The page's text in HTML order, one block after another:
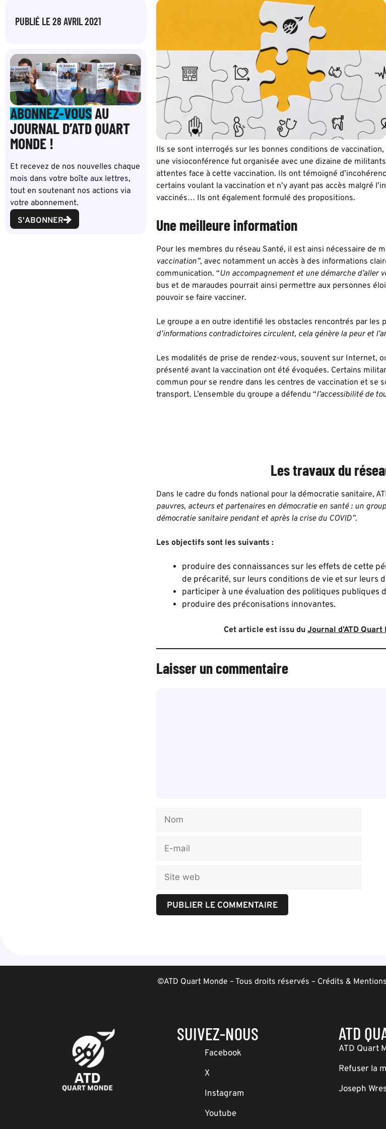
PUBLIÉ LE 28 AVRIL 2021
ABONNEZ-VOUSAU
JOURNAL D’ATD QUART
MONDE !
Et recevez de nos nouvelles chaque
mois dans votre boîte aux lettres,
tout en soutenant nos actions via
votre abonnement.
S'ABONNER
Ils se sont interrogés sur les bonnes conditions de
une visioconférence fut organisée avec une dizaine de
attentes face à cette vaccination. Ils ont témoigné
certains voulant la vaccination et n’y ayant pas accès malgré
vaccinés… Ils ont également formulé des propositions.
Une meilleure information
Pour les membres du réseau Santé, il est ainsi nécessaire de
vaccination”, avec notamment un accès à des informations
communication. “Un accompagnement et une démarche d’aller
bus et de maraudes pourrait ainsi permettre aux personnes
pouvoir se faire vacciner.
Le groupe a en outre identifié les obstacles rencontrés par les
d’informations contradictoires circulent, cela génère la peur et
Les modalités de prise de rendez-vous, souvent sur Internet,
présenté avant la vaccination ont été évoquées. Certains
commun pour se rendre dans les centres de vaccination et se
transport. L’ensemble du groupe a défendu “l’accessibilité de
Les travaux du
Dans le cadre du fonds national pour la démocratie sanitaire,
pauvres, acteurs et partenaires en démocratie en santé : un
démocratie sanitaire pendant et après la crise du COVID”.
Les objectifs sont les suivants :
produire des connaissances sur les effets de cette
de précarité, sur leurs conditions de vie et sur leurs
participer à une évaluation des politiques publiques
produire des préconisations innovantes.
Cet article est issu du Journal d’ATD Quart
Laisser un commentaire
©ATD Quart Monde – Tous droits réservés – Crédits &
SUIVEZ-NOUS
Facebook
X
Instagram
Youtube
ATD
ATD Quart
Refuser la
Joseph